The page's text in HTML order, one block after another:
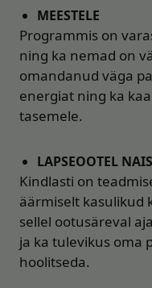
MEESTELE
Programmis on
ning ka nemad on
omandanud väga
energiat ning ka
tasemele.
LAPSEOOTEL
Kindlasti on
äärmiselt kasulikud
sellel ootusäreval
ja ka tulevikus oma
hoolitseda.